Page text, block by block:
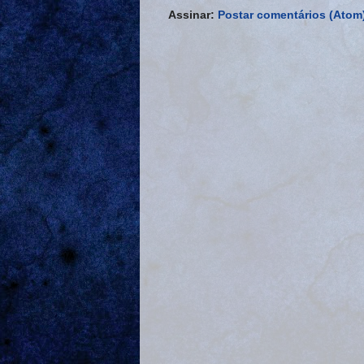
Assinar: Postar comentários